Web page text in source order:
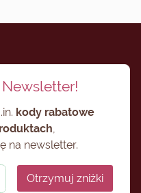
kody rabatowe
na newsletter.
Otrzymuj zniżki